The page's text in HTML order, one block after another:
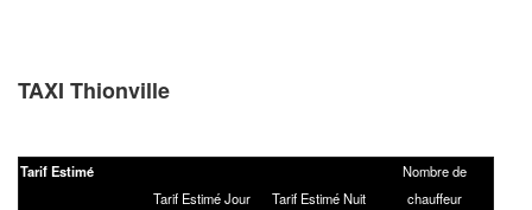
TAXI Thionville
Tarif Estimé
Tarif Estimé Jour
Tarif Estimé Nuit
Nombre de
chauffeur